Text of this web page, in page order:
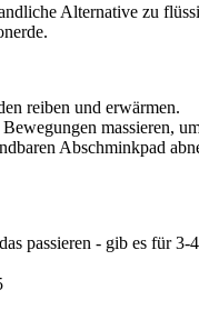
Alternative zu
reiben und erwärmen.
massieren,
Abschminkpad
passieren - gib es für